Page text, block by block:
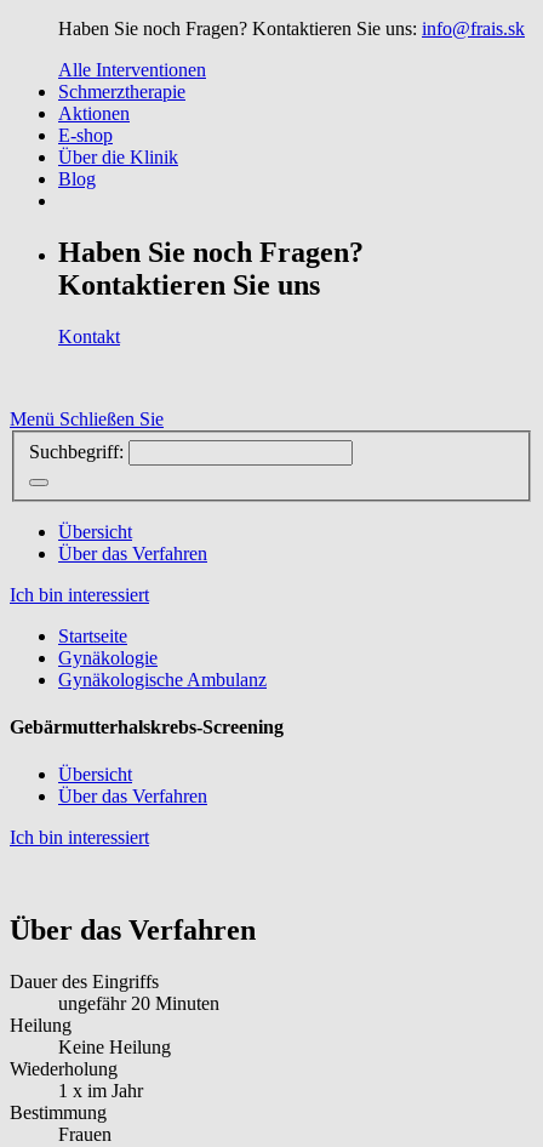
Haben Sie noch Fragen? Kontaktieren Sie uns: info@frais.sk
Alle Interventionen
Schmerztherapie
Aktionen
E-shop
Über die Klinik
Blog
Haben Sie noch Fragen?
Kontaktieren Sie uns
Kontakt
Menü Schließen Sie
Suchbegriff:
Übersicht
Über das Verfahren
Ich bin interessiert
Startseite
Gynäkologie
Gynäkologische Ambulanz
Gebärmutterhalskrebs-Screening
Übersicht
Über das Verfahren
Ich bin interessiert
Über das Verfahren
Dauer des Eingriffs
ungefähr 20 Minuten
Heilung
Keine Heilung
Wiederholung
1 x im Jahr
Bestimmung
Frauen